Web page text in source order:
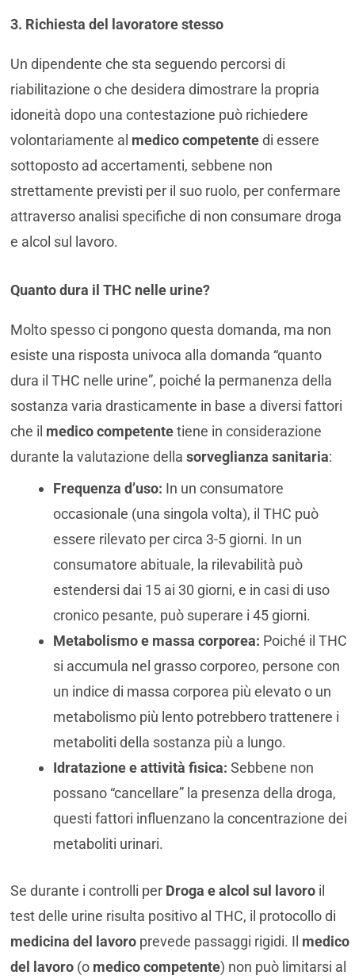
3. Richiesta del lavoratore stesso
Un dipendente che sta seguendo percorsi di
riabilitazione o che desidera dimostrare la propria
idoneità dopo una contestazione può richiedere
volontariamente al medico competentedi essere
sottoposto ad accertamenti, sebbene non
strettamente previsti per il suo ruolo, per confermare
attraverso analisi specifiche di non consumare droga
e alcol sul lavoro.
Quanto dura il THC nelle urine?
Molto spesso ci pongono questa domanda, ma non
esiste una risposta univoca alla domanda “quanto
dura il THC nelle urine”, poiché la permanenza della
sostanza varia drasticamente in base a diversi fattori
che il medico competentetiene in considerazione
durante la valutazione della sorveglianza sanitaria:
Frequenza d’uso: In un consumatore
occasionale (una singola volta), il THC può
essere rilevato per circa 3-5 giorni. In un
consumatore abituale, la rilevabilità può
estendersi dai 15 ai 30 giorni, e in casi di uso
cronico pesante, può superare i 45 giorni.
Metabolismo e massa corporea: Poiché il THC
si accumula nel grasso corporeo, persone con
un indice di massa corporea più elevato o un
metabolismo più lento potrebbero trattenere i
metaboliti della sostanza più a lungo.
Idratazione e attività fisica: Sebbene non
possano “cancellare” la presenza della droga,
questi fattori influenzano la concentrazione dei
metaboliti urinari.
Se durante i controlli per Droga e alcol sul lavoro il
test delle urine risulta positivo al THC, il protocollo di
medicina del lavoro prevede passaggi rigidi. Il medico
del lavoro (o medico competente) non può limitarsi al